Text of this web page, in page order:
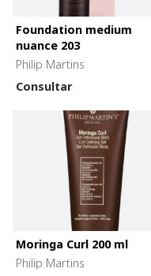
Foundation medium
nuance 203
Philip Martins
Consultar
Moringa Curl 200 ml
Philip Martins